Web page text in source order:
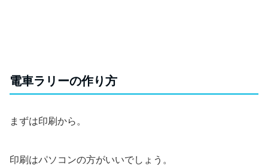
電車ラリーの作り方
まずは印刷から。
印刷はパソコンの方がいいでしょう。